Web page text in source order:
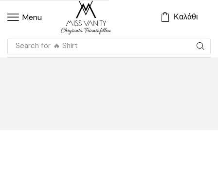
Menu Καλάθι
Search for 🔥 Shirt